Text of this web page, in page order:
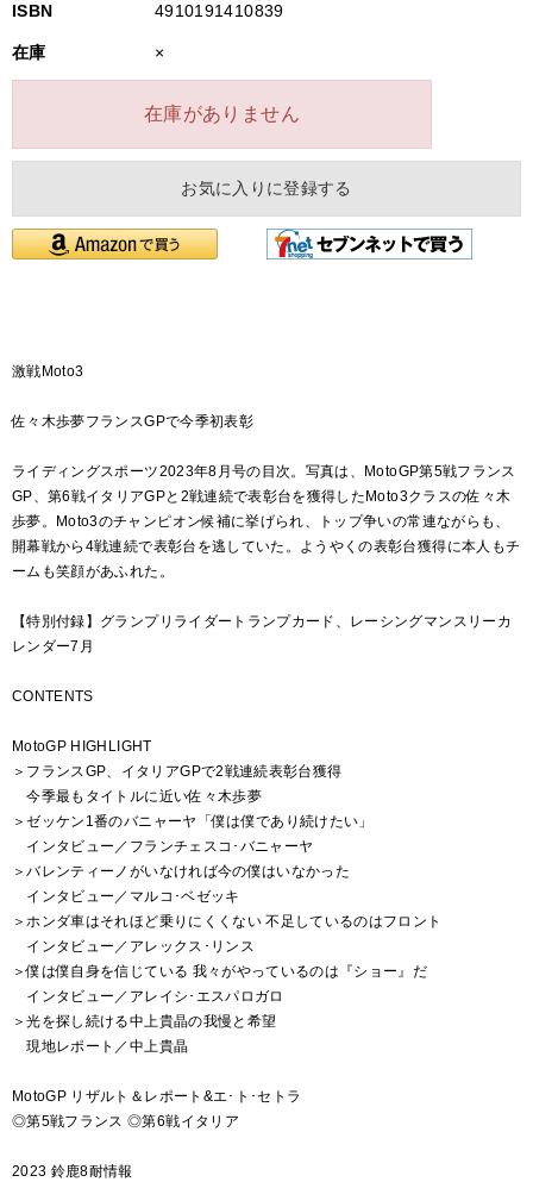
ISBN 4910191410839
在庫 ×
在庫がありません
お気に入りに登録する
激戦Moto3
佐々木歩夢フランスGPで今季初表彰
ライディングスポーツ2023年8月号の目次。写真は、MotoGP第5戦フランス
GP、第6戦イタリアGPと2戦連続で表彰台を獲得したMoto3クラスの佐々木
歩夢。Moto3のチャンピオン候補に挙げられ、トップ争いの常連ながらも、
開幕戦から4戦連続で表彰台を逃していた。ようやくの表彰台獲得に本人もチ
ームも笑顔があふれた。
【特別付録】グランプリライダートランプカード、レーシングマンスリーカ
レンダー7月
CONTENTS
MotoGP HIGHLIGHT
＞フランスGP、イタリアGPで2戦連続表彰台獲得
今季最もタイトルに近い佐々木歩夢
＞ゼッケン1番のバニャーヤ「僕は僕であり続けたい」
インタビュー／フランチェスコ･バニャーヤ
＞バレンティーノがいなければ今の僕はいなかった
インタビュー／マルコ･ベゼッキ
＞ホンダ車はそれほど乗りにくくない 不足しているのはフロント
インタビュー／アレックス･リンス
＞僕は僕自身を信じている 我々がやっているのは『ショー』だ
インタビュー／アレイシ･エスパロガロ
＞光を探し続ける中上貴晶の我慢と希望
現地レポート／中上貴晶
MotoGP リザルト＆レポート&エ･ト･セトラ
◎第5戦フランス ◎第6戦イタリア
2023 鈴鹿8耐情報